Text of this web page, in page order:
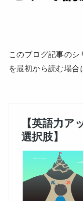
このブログ記事のシ
を最初から読む場合